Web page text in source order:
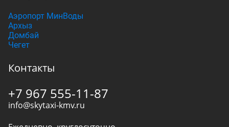
Аэропорт МинВоды
Архыз
Домбай
Чегет
Контакты
+7 967 555-11-87
info@skytaxi-kmv.ru